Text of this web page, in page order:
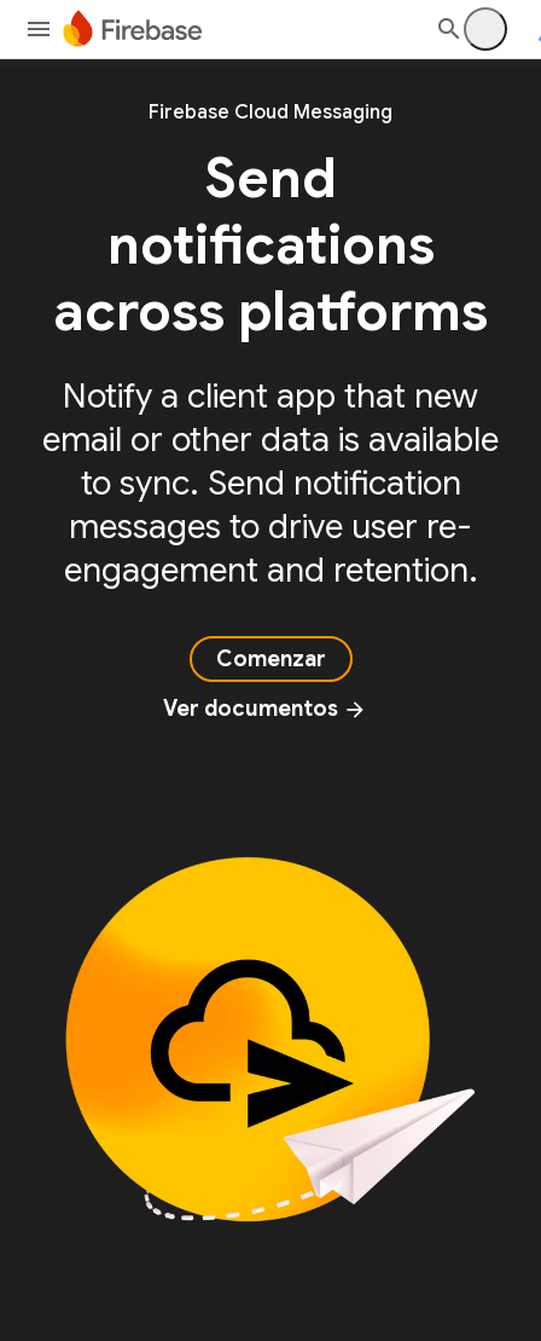
Firebase Cloud Messaging
Send
notifications
across platforms
Notify a client app that new
email or other data is available
to sync. Send notification
messages to drive user re-
engagement and retention.
Comenzar
Ver documentos arrow_forward